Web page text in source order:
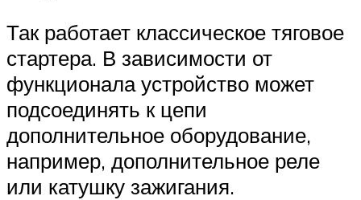
Так работает классическое тяговое
стартера. В зависимости от
функционала устройство может
подсоединять к цепи
дополнительное оборудование,
например, дополнительное реле
или катушку зажигания.